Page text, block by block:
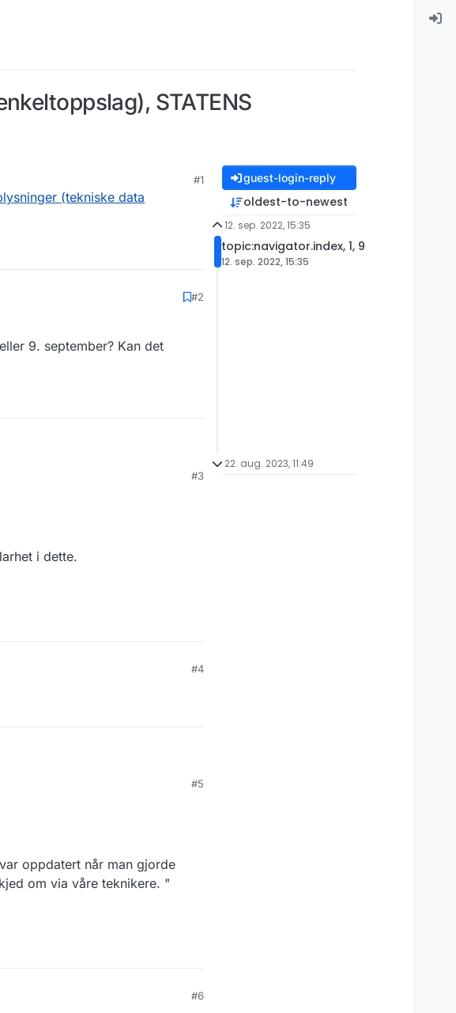
STATENS
#1
(tekniske data
#2
9. september? Kan det
september? Kan det stemme? #3
i dette.
#4
september? Kan det stemme? #5
oppdatert når man gjorde
om via våre teknikere. "
#6
guest-login-reply
oldest-to-newest
12. sep. 2022, 15:35
topic:navigator.index, 1, 9
12. sep. 2022, 15:35
22. aug. 2023, 11:49